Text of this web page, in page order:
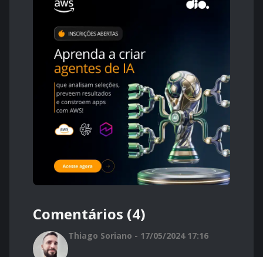
Comentários (4)
Thiago Soriano - 17/05/2024 17:16